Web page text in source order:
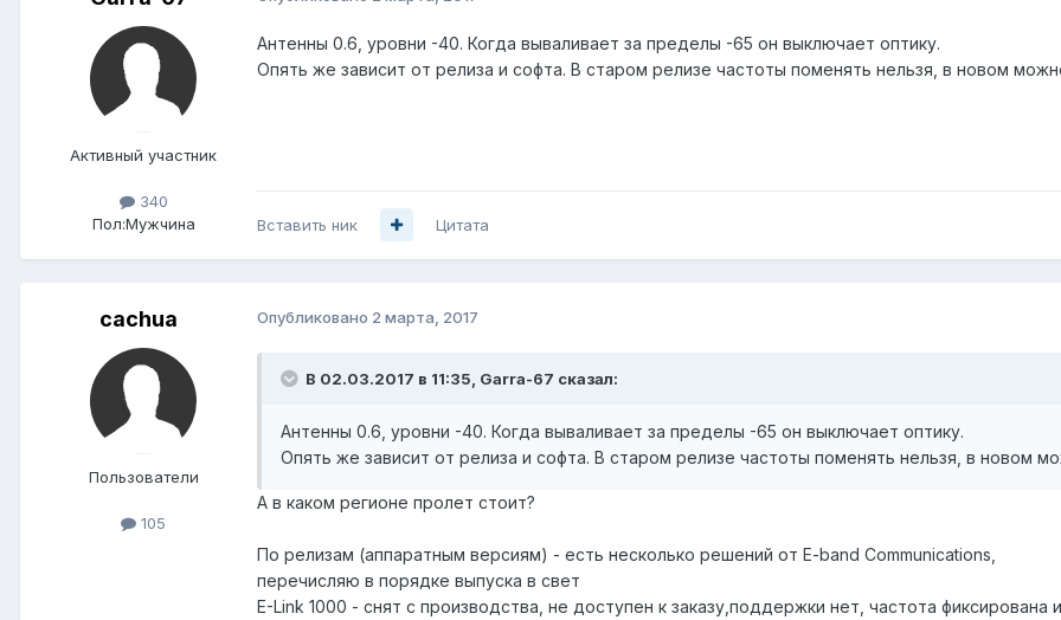
Активный участник
340
Пол:Мужчина
Антенны 0.6, уровни -40. Когда вываливает за пределы -65 он выключает оптику.
Опять же зависит от релиза и софта. В старом релизе частоты поменять нельзя, в новом
Вставить ник Цитата
cachua
Пользователи
105
Опубликовано 2 марта, 2017
В 02.03.2017 в 11:35, Garra-67 сказал:
Антенны 0.6, уровни -40. Когда вываливает за пределы -65 он выключает оптику.
Опять же зависит от релиза и софта. В старом релизе частоты поменять нельзя, в новом
А в каком регионе пролет стоит?
По релизам (аппаратным версиям) - есть несколько решений от E-band Communications,
перечисляю в порядке выпуска в свет
E-Link 1000 - снят с производства, не доступен к заказу,поддержки нет, частота фиксирована